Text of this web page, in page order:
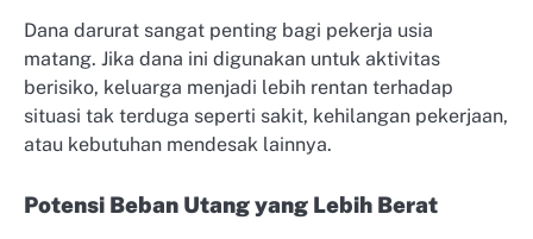
Dana darurat sangat penting bagi pekerja usia
matang. Jika dana ini digunakan untuk aktivitas
berisiko, keluarga menjadi lebih rentan terhadap
situasi tak terduga seperti sakit, kehilangan pekerjaan,
atau kebutuhan mendesak lainnya.
Potensi Beban Utang yang Lebih Berat